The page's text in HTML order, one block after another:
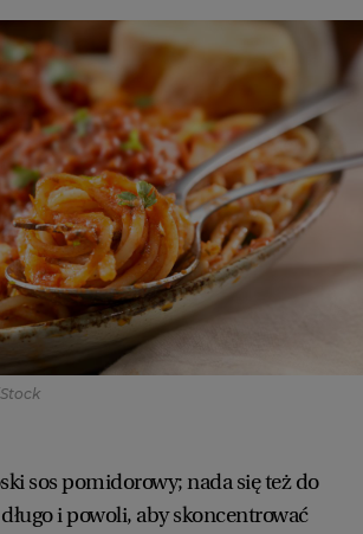
sos pomidorowy; nada się też do
i powoli, aby skoncentrować